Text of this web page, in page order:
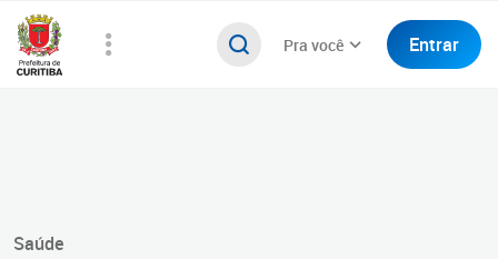
Pra você Entrar
Saúde